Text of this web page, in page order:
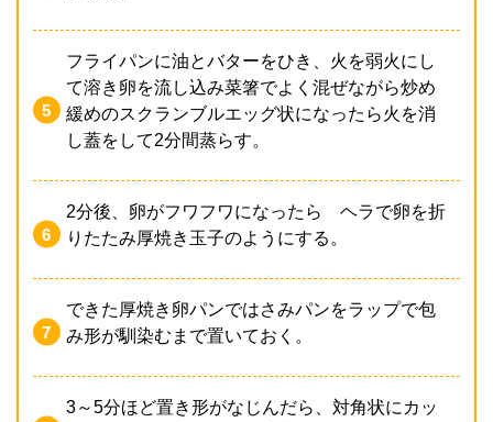
フライパンに油とバターをひき、火を弱火にし
て溶き卵を流し込み菜箸でよく混ぜながら炒め
緩めのスクランブルエッグ状になったら火を消
し蓋をして2分間蒸らす。
2分後、卵がフワフワになったら ヘラで卵を折
りたたみ厚焼き玉子のようにする。
できた厚焼き卵パンではさみパンをラップで包
み形が馴染むまで置いておく。
3～5分ほど置き形がなじんだら、対角状にカッ